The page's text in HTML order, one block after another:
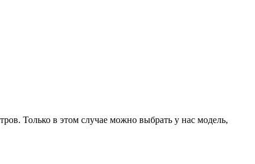
Только в этом случае можно выбрать у нас модель,